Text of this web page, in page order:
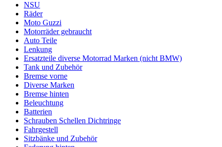
NSU
Räder
Moto Guzzi
Motorräder gebraucht
Auto Teile
Lenkung
Ersatzteile diverse Motorrad Marken (nicht BMW)
Tank und Zubehör
Bremse vorne
Diverse Marken
Bremse hinten
Beleuchtung
Batterien
Schrauben Schellen Dichtringe
Fahrgestell
Sitzbänke und Zubehör